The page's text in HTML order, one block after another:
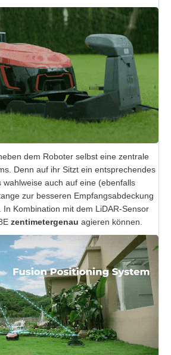
dem Roboter selbst eine zentrale
Denn auf ihr Sitzt ein entsprechendes
wahlweise auch auf eine (ebenfalls
zur besseren Empfangsabdeckung
Kombination mit dem LiDAR-Sensor
zentimetergenau agieren können.